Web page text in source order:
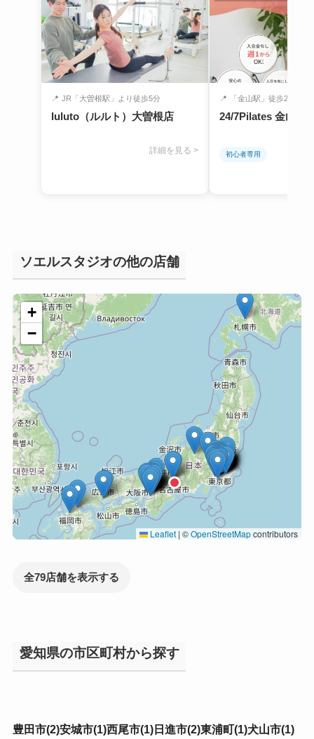
📍 JR「大曽根駅」より徒歩5分
luluto（ルルト）大曽根店
詳細を見る >
📍 「金山駅」徒歩2分
24/7Pilates 金山店
初心者専用
ソエルスタジオの他の店舗
+
−
Leaflet | ©OpenStreetMapcontributors
全79店舗を表示する
愛知県の市区町村から探す
豊田市(2)安城市(1)西尾市(1)日進市(2)東浦町(1)犬山市(1)